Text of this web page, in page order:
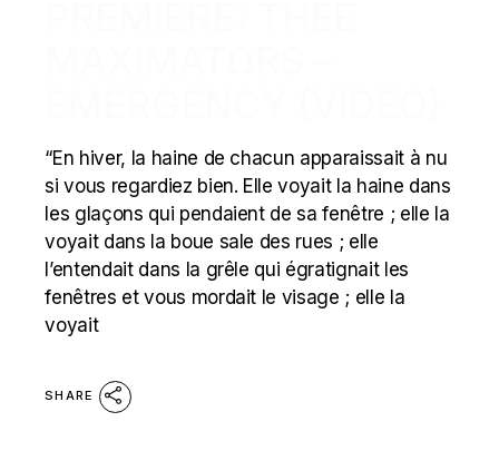
“En hiver, la haine de chacun apparaissait à nu
si vous regardiez bien. Elle voyait la haine dans
les glaçons qui pendaient de sa fenêtre ; elle la
voyait dans la boue sale des rues ; elle
l’entendait dans la grêle qui égratignait les
fenêtres et vous mordait le visage ; elle la
voyait
SHARE